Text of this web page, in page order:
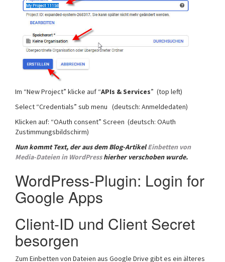
Im “New Project” klicke auf “APIs & Services” (top left)
Select “Credentials” sub menu (deutsch: Anmeldedaten)
Klicken auf: “OAuth consent” Screen (deutsch: OAuth
Zustimmungsbildschirm)
Nun kommt Text, der aus dem Blog-ArtikelEinbetten von
Media-Dateien in WordPresshierher verschoben wurde.
WordPress-Plugin: Login for
Google Apps
Client-ID und Client Secret
besorgen
Zum Einbetten von Dateien aus Google Drive gibt es ein älteres